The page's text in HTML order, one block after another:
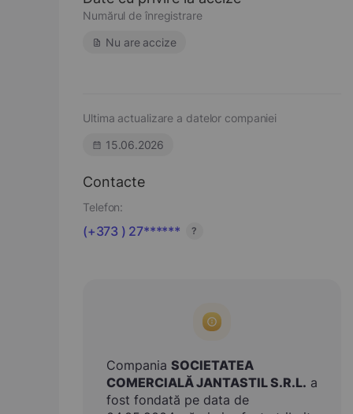
Numărul de înregistrare
Nu are accize
Ultima actualizare a datelor companiei
15.06.2026
Contacte
Telefon:
(+373 ) 27****** ?
Compania SOCIETATEA
COMERCIALĂ JANTASTIL S.R.L. a
fost fondată pe data de